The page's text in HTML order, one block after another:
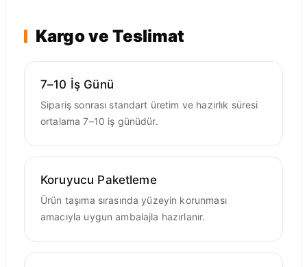
Kargo ve Teslimat
7–10 İş Günü
Sipariş sonrası standart üretim ve hazırlık süresi
ortalama 7–10 iş günüdür.
Koruyucu Paketleme
Ürün taşıma sırasında yüzeyin korunması
amacıyla uygun ambalajla hazırlanır.